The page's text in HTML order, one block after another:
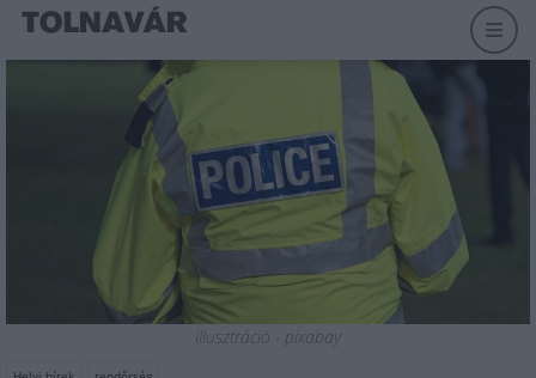
illusztráció - pixabay